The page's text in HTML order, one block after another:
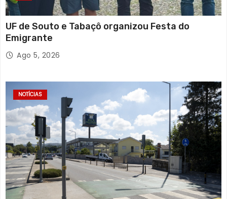
UF de Souto e Tabaçô organizou Festa do
Emigrante
Ago 5, 2026
NOTÍCIAS